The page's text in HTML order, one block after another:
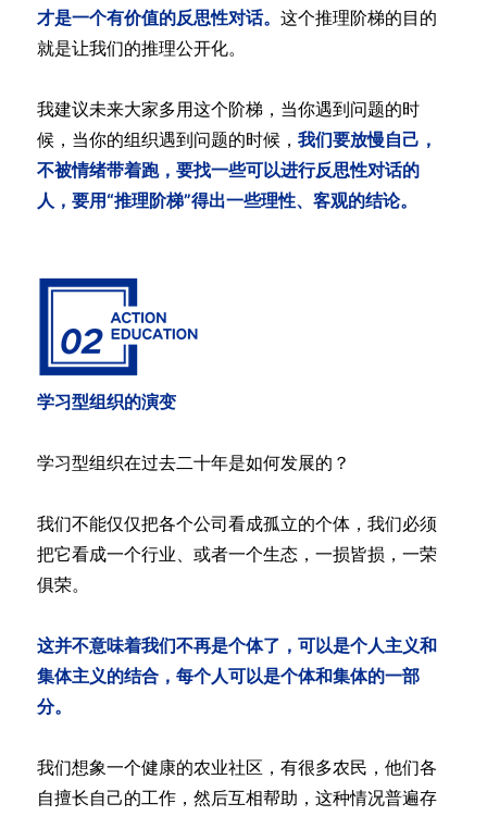
才是一个有价值的反思性对话。 这个推理阶梯的目的
就是让我们的推理公开化。
我建议未来大家多用这个阶梯，当你遇到问题的时
候，当你的组织遇到问题的时候， 我们要放慢自己，
不被情绪带着跑，要找一些可以进行反思性对话的
人，要用“推理阶梯”得出一些理性、客观的结论。
学习型组织的演变
学习型组织在过去二十年是如何发展的？
我们不能仅仅把各个公司看成孤立的个体，我们必须
把它看成一个行业、或者一个生态，一损皆损，一荣
俱荣。
这并不意味着我们不再是个体了，可以是个人主义和
集体主义的结合，每个人可以是个体和集体的一部
分。
我们想象一个健康的农业社区，有很多农民，他们各
自擅长自己的工作，然后互相帮助，这种情况普遍存